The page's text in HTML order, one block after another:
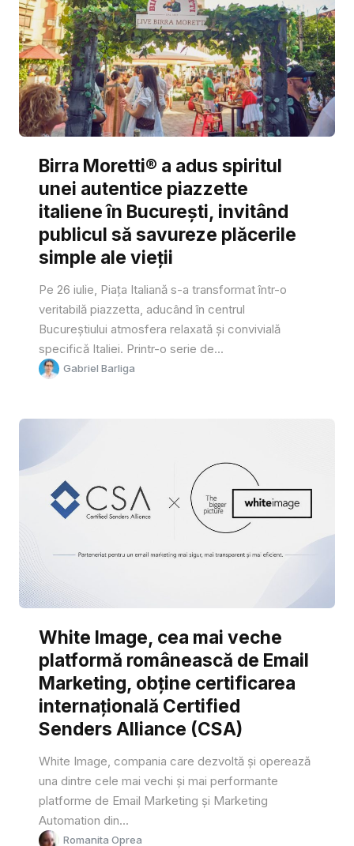
Birra Moretti® a adus spiritul
unei autentice piazzette
italiene în București, invitând
publicul să savureze plăcerile
simple ale vieții
Pe 26 iulie, Piața Italiană s-a transformat într-o
veritabilă piazzetta, aducând în centrul
Bucureștiului atmosfera relaxată și convivială
specifică Italiei. Printr-o serie de...
Gabriel Barliga
White Image, cea mai veche
platformă românească de Email
Marketing, obține certificarea
internațională Certified
Senders Alliance (CSA)
White Image, compania care dezvoltă și operează
una dintre cele mai vechi și mai performante
platforme de Email Marketing și Marketing
Automation din...
Romanita Oprea